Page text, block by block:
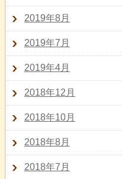
2019年8月
2019年7月
2019年4月
2018年12月
2018年10月
2018年8月
2018年7月